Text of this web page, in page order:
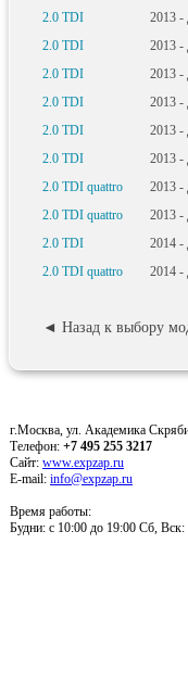
2.0 TDI 2013 -
2.0 TDI 2013 -
2.0 TDI 2013 -
2.0 TDI 2013 -
2.0 TDI 2013 -
2.0 TDI 2013 -
2.0 TDI quattro 2013 -
2.0 TDI quattro 2013 -
2.0 TDI 2014 -
2.0 TDI quattro 2014 -
◄ Назад к выбору
г.Москва, ул. Академика
Телефон: +7 495 255 3217
Сайт: www.expzap.ru
E-mail: info@expzap.ru
Время работы:
Будни: c 10:00 до 19:00 Сб,